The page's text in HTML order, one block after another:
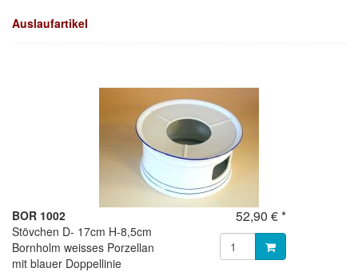
Auslaufartikel
BOR 1002
Stövchen D- 17cm H-8,5cm
Bornholm weisses Porzellan
mit blauer Doppellinie
52,90 € *